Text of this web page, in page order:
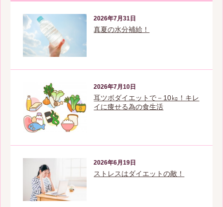
2026年7月31日
真夏の水分補給！
2026年7月10日
耳ツボダイエットで－10㎏！キレ
イに痩せる為の食生活
2026年6月19日
ストレスはダイエットの敵！